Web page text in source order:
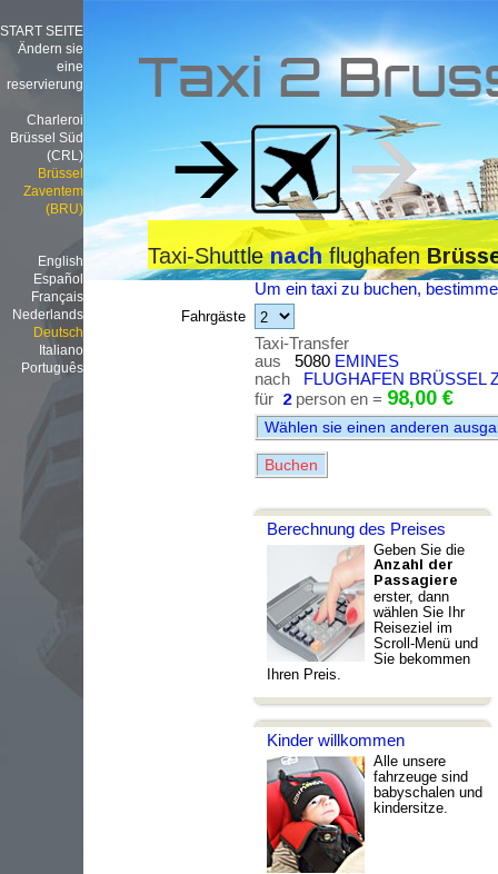
START SEITE
Ändern sie
eine
reservierung
Charleroi
Brüssel Süd
(CRL)
Brüssel
Zaventem
(BRU)
English
Español
Français
Nederlands
Deutsch
Italiano
Português
Taxi 2
Taxi-Shuttlenachflughafen
Um ein taxi zu buchen,
Fahrgäste
Taxi-Transfer
aus 5080 EMINES
nach
FLUGHAFEN BRÜSSEL
für 2 person en = 98,00 €
Berechnung des Preises
Geben Sie die
Anzahl der
Passagiere
erster, dann
wählen Sie Ihr
Reiseziel im
Scroll-Menü und
Sie bekommen
Ihren Preis.
Kinder willkommen
Alle unsere
fahrzeuge sind
babyschalen und
kindersitze.